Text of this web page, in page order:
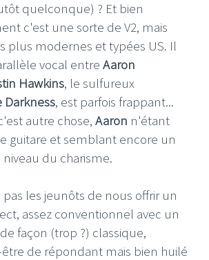
quelconque) ? Et bien
c'est une sorte de V2, mais
plus modernes et typées US. Il
vocal entre Aaron
Hawkins, le sulfureux
Darkness, est parfois frappant...
autre chose, Aaron n'étant
guitare et semblant encore un
du charisme.
les jeunôts de nous offrir un
assez conventionnel avec un
façon (trop ?) classique,
de répondant mais bien huilé